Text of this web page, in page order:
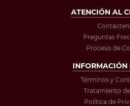
ATENCIÓN AL
Preguntas
Proceso de
INFORMACIÓN
Términos y
Tratamiento
Política de